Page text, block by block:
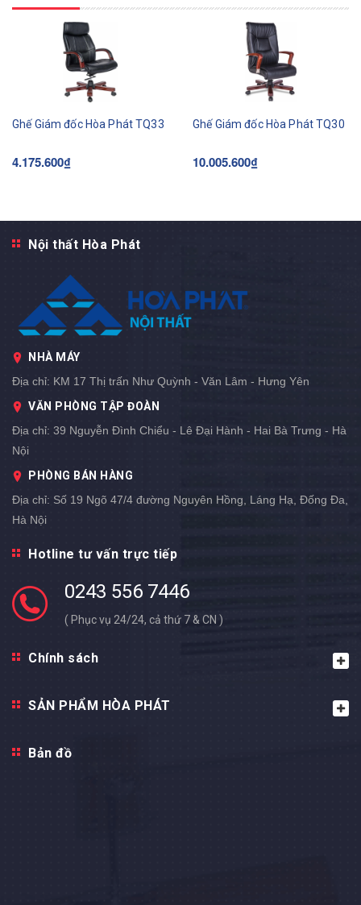
Ghế Giám đốc Hòa Phát TQ33
4.175.600₫
Ghế Giám đốc Hòa Phát TQ30
10.005.600₫
Nội thất Hòa Phát
NHÀ MÁY
Địa chỉ: KM 17 Thị trấn Như Quỳnh - Văn Lâm - Hưng Yên
VĂN PHÒNG TẬP ĐOÀN
Địa chỉ: 39 Nguyễn Đình Chiểu - Lê Đại Hành - Hai Bà Trưng - Hà
Nội
PHÒNG BÁN HÀNG
Địa chỉ: Số 19 Ngõ 47/4 đường Nguyên Hồng, Láng Hạ, Đống Đa,
Hà Nội
Hotline tư vấn trực tiếp
0243 556 7446
( Phục vụ 24/24, cả thứ 7 & CN )
Chính sách
SẢN PHẨM HÒA PHÁT
Bản đồ